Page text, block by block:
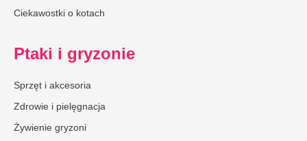
Ciekawostki o kotach
Ptaki i gryzonie
Sprzęt i akcesoria
Zdrowie i pielęgnacja
Żywienie gryzoni